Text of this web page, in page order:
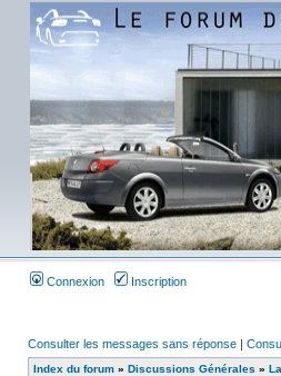
Connexion Inscription
Consulter les messages sans réponse |
Index du forum » Discussions Générales »